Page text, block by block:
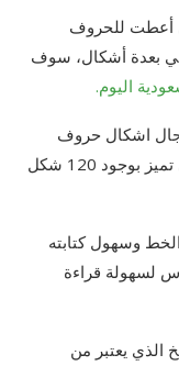
أعطت للحروف
بعدة أشكال، سوف
اليوم.
اشكال حروف
الخط العربي، حيث ظهر الخط الكوفي الذي تميز بوجود 120 شكل
وسهول كتابته
لسهولة قراءة
الذي يعتبر من